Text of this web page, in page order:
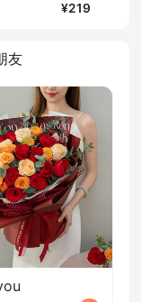
219
友